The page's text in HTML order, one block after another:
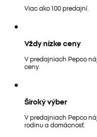
Viac ako 100 predajní.
Vždy nízke ceny
V predajniach Pepco
ceny.
Široký výber
V predajniach Pepco
rodinu a domácnosť.